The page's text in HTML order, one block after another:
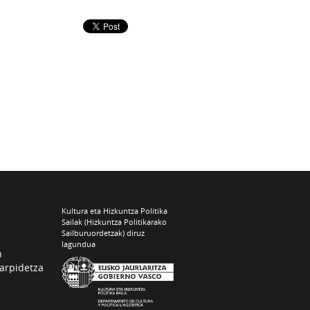
Kultura eta Hizkuntza Politika
Sailak (Hizkuntza Politikarako
Sailburuordetzak) diruz
lagundua